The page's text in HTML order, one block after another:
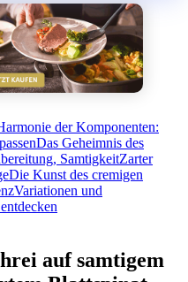
der Komponenten:
Das Geheimnis des
SamtigkeitZarter
Die Kunst des cremigen
Variationen und
auf samtigem